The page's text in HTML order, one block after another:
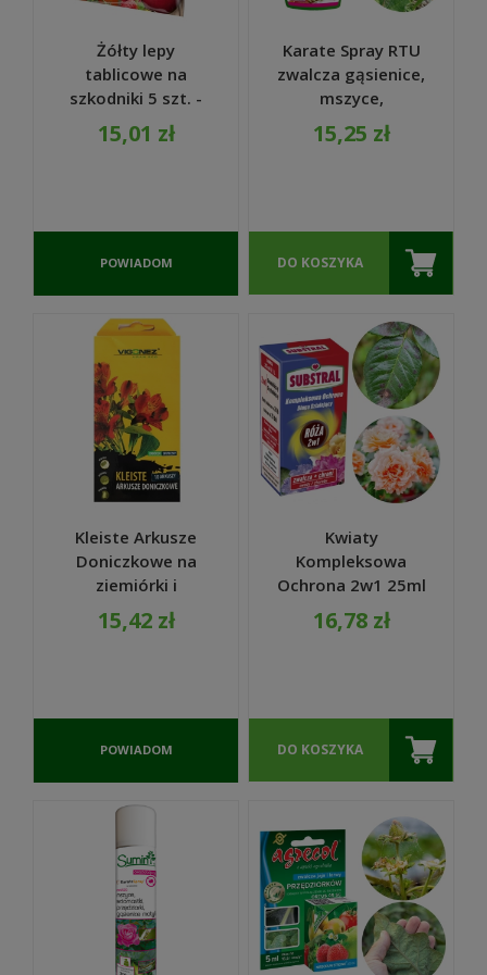
Żółty lepy
tablicowe na
szkodniki 5 szt. -
Target
15,01 zł
POWIADOM
DOSTĘPNOŚCI
Karate Spray RTU
zwalcza gąsienice,
mszyce,
wciornastki,
miseczniki, 500ml -
15,25 zł
DO KOSZYKA
Kleiste Arkusze
Doniczkowe na
ziemiórki i
szkodniki 10 szt. -
Vigonez
15,42 zł
POWIADOM
DOSTĘPNOŚCI
Kwiaty
Kompleksowa
Ochrona 2w1 25ml
- Substral
16,78 zł
DO KOSZYKA